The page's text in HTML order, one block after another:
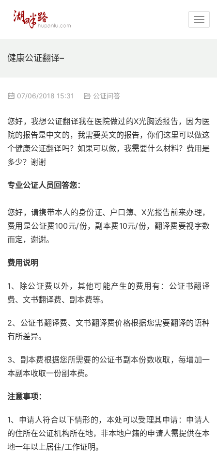
健康公证翻译–
07/06/2018 15:31 公证问答
您好，我想公证翻译我在医院做过的X光胸透报告，因为医
院的报告是中文的，我需要英文的报告，你们这里可以做这
个健康公证翻译吗？如果可以做，我需要什么材料？费用是
多少？谢谢
专业公证人员回答您：
您好，请携带本人的身份证、户口簿、X光报告前来办理，
费用是公证费100元/份，副本费10元/份，翻译费要视字数
而定，谢谢。
费用说明
1、除公证费以外，其他可能产生的费用有：公证书翻译
费、文书翻译费、副本费等。
2、公证书翻译费、文书翻译费价格根据您需要翻译的语种
有所差异。
3、副本费根据您所需要的公证书副本份数收取，每增加一
本副本收取一份副本费。
注意事项：
1、申请人符合以下情形的，本处可以受理其申请：申请人
的住所在公证机构所在地，非本地户籍的申请人需提供在本
地一年以上居住/工作证明。